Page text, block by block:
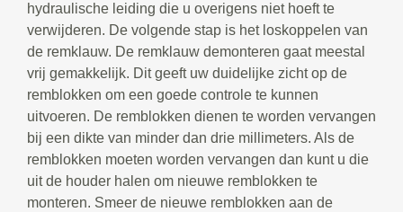
hydraulische leiding die u overigens niet hoeft te
verwijderen. De volgende stap is het loskoppelen van
de remklauw. De remklauw demonteren gaat meestal
vrij gemakkelijk. Dit geeft uw duidelijke zicht op de
remblokken om een goede controle te kunnen
uitvoeren. De remblokken dienen te worden vervangen
bij een dikte van minder dan drie millimeters. Als de
remblokken moeten worden vervangen dan kunt u die
uit de houder halen om nieuwe remblokken te
monteren. Smeer de nieuwe remblokken aan de